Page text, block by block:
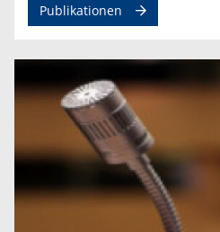
Publikationen